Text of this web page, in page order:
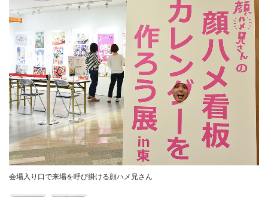
会場入り口で来場を呼び掛ける顔ハメ兄さん